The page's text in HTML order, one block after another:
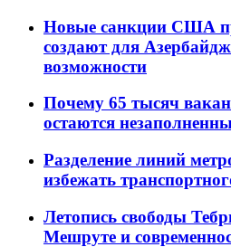
Новые санкции США
создают для
возможности
Почему 65 тысяч
остаются
Разделение линий
избежать
Летопись свободы
Мешруте и